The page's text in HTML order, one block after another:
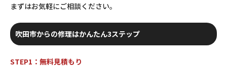
まずはお気軽にご相談ください。
吹田市からの修理はかんたん3ステップ
STEP1：無料見積もり